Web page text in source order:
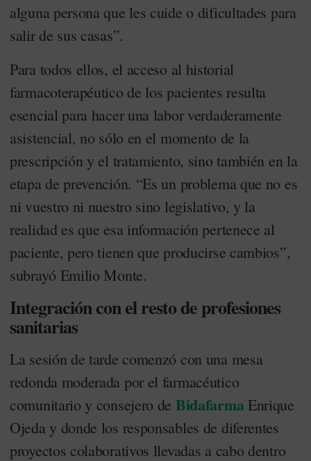
alguna persona que les cuide o dificultades para
salir de sus casas”.
Para todos ellos, el acceso al historial
farmacoterapéutico de los pacientes resulta
esencial para hacer una labor verdaderamente
asistencial, no sólo en el momento de la
prescripción y el tratamiento, sino también en la
etapa de prevención. “Es un problema que no es
ni vuestro ni nuestro sino legislativo, y la
realidad es que esa información pertenece al
paciente, pero tienen que producirse cambios”,
subrayó Emilio Monte.
Integración con el resto de profesiones
sanitarias
La sesión de tarde comenzó con una mesa
redonda moderada por el farmacéutico
comunitario y consejero de BidafarmaEnrique
Ojeda y donde los responsables de diferentes
proyectos colaborativos llevadas a cabo dentro